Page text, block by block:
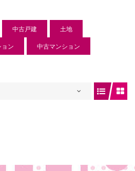
中古戸建
土地
ン
中古マンション